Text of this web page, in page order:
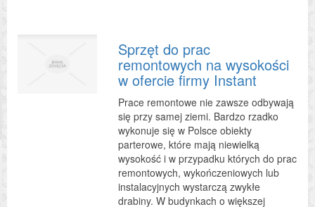
Sprzęt do prac
remontowych na wysokości
w ofercie firmy Instant
Prace remontowe nie zawsze odbywają
się przy samej ziemi. Bardzo rzadko
wykonuje się w Polsce obiekty
parterowe, które mają niewielką
wysokość i w przypadku których do prac
remontowych, wykończeniowych lub
instalacyjnych wystarczą zwykłe
drabiny. W budynkach o większej